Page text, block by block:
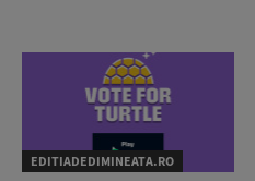
EDITIADEDIMINEATA.RO